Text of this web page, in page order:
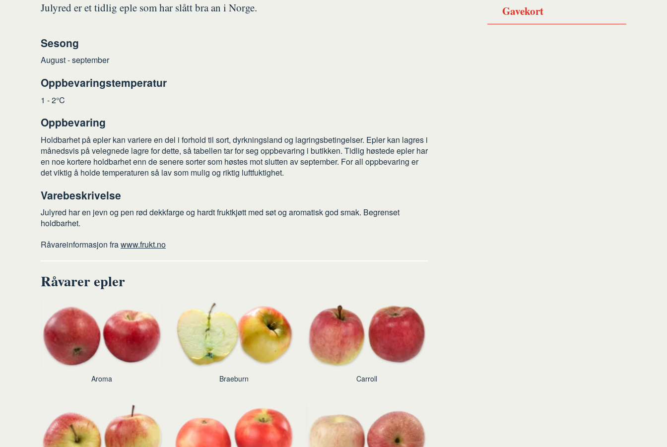
Julyred er et tidlig eple som har slått bra an i Norge.
Sesong
August - september
Oppbevaringstemperatur
1 - 2°C
Oppbevaring
Holdbarhet på epler kan variere en del i forhold til sort, dyrkningsland og lagringsbetingelser. Epler kan lagres i
månedsvis på velegnede lagre for dette, så tabellen tar for seg oppbevaring i butikken. Tidlig høstede epler har
en noe kortere holdbarhet enn de senere sorter som høstes mot slutten av september. For all oppbevaring er
det viktig å holde temperaturen så lav som mulig og riktig luftfuktighet.
Varebeskrivelse
Julyred har en jevn og pen rød dekkfarge og hardt fruktkjøtt med søt og aromatisk god smak. Begrenset
holdbarhet.
Råvareinformasjon frawww.frukt.no
Råvarer epler
Aroma Braeburn Carroll
Gavekort